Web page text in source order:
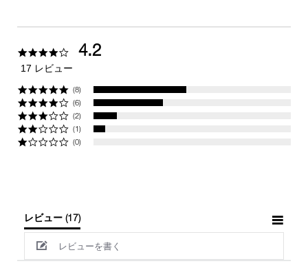
4.24.2
17 レビュー
(8)
(6)
(2)
(1)
(0)
レビュー (17)
レビューを書く